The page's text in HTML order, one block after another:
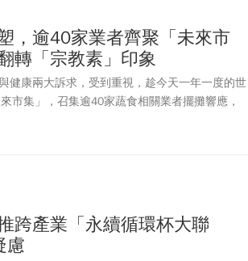
，逾40家業者齊聚「未來市
轉「宗教素」印象
健康兩大訴求，受到重視，趁今天一年一度的世
市集」，召集逾40家蔬食相關業者擺攤響應，
碳策略。
跨產業「永續循環杯大聯
慮